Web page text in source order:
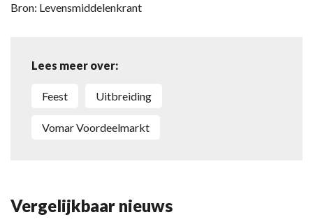
Bron: Levensmiddelenkrant
Lees meer over:
Feest Uitbreiding
Vomar Voordeelmarkt
Vergelijkbaar nieuws